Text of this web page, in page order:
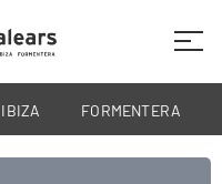
IBIZA FORMENTERA